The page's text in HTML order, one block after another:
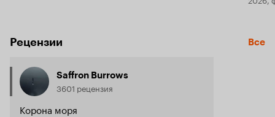
Рецензии Все
Saffron Burrows
3601 рецензия
Корона моря